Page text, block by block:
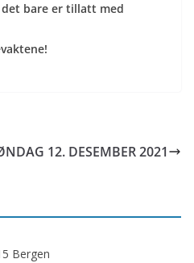
bare er tillatt med
12. DESEMBER 2021
Bergen